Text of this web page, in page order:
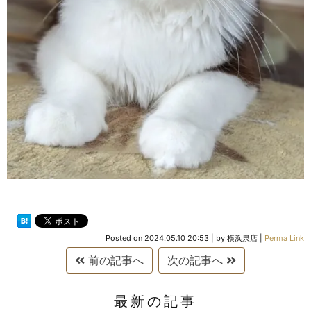
Posted on 2024.05.10 20:53 by 横浜泉店 Perma Link
前の記事へ 次の記事へ
最新の記事